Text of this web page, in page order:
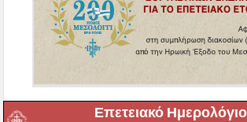
Επετειακό Ημερολόγιο